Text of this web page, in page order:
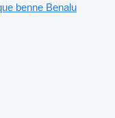
benne Benalu